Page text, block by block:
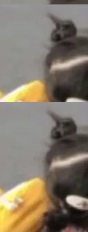
吴语
加
了 C
单中
再关
如 Co
，则
间点
炼。
也为
生活
者 S
日，
日起，
。发
础设
护它
如
能：
）</l
擎。
合 Ag
用 W
Pri
行代
是 Iso
启动
庭，指
果的诉
家挖
律师